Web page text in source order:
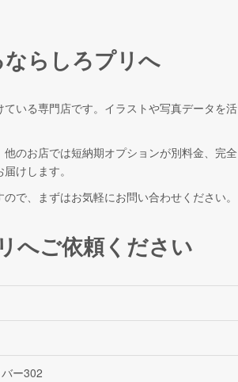
らしろプリへ
いる専門店です。イラストや写真データを活
のお店では短納期オプションが別料金、完全
けします。
で、まずはお気軽にお問い合わせください。
へご依頼ください
ー302